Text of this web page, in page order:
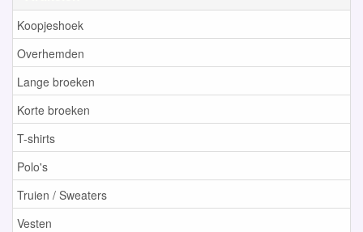
Koopjeshoek
Overhemden
Lange broeken
Korte broeken
T-shirts
Polo's
Truien / Sweaters
Vesten